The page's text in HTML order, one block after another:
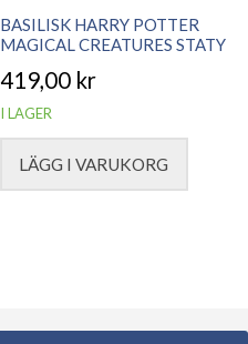
BASILISK HARRY POTTER
MAGICAL CREATURES STATY
419,00 kr
I LAGER
LÄGG I VARUKORG